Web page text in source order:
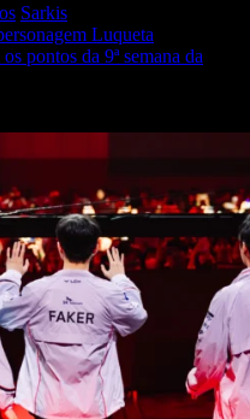
Sarkis
Luqueta
pontos da 9ª semana da